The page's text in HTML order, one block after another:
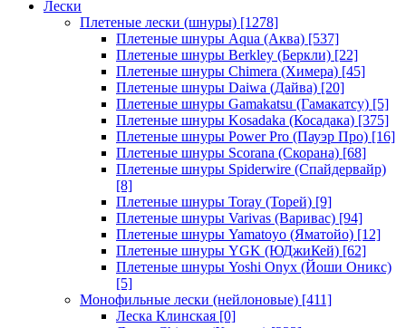
Лески
Плетеные лески (шнуры) [1278]
Плетеные шнуры Aqua (Аква) [537]
Плетеные шнуры Berkley (Беркли) [22]
Плетеные шнуры Chimera (Химера) [45]
Плетеные шнуры Daiwa (Дайва) [20]
Плетеные шнуры Gamakatsu (Гамакатсу) [5]
Плетеные шнуры Kosadaka (Косадака) [375]
Плетеные шнуры Power Pro (Пауэр Про) [16]
Плетеные шнуры Scorana (Скорана) [68]
Плетеные шнуры Spiderwire (Спайдервайр)
[8]
Плетеные шнуры Toray (Торей) [9]
Плетеные шнуры Varivas (Варивас) [94]
Плетеные шнуры Yamatoyo (Яматойо) [12]
Плетеные шнуры YGK (ЮДжиКей) [62]
Плетеные шнуры Yoshi Onyx (Йоши Оникс)
[5]
Монофильные лески (нейлоновые) [411]
Леска Клинская [0]